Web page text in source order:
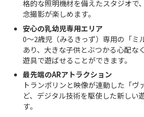
格的な照明機材を備えたスタジオで
念撮影が楽しめます。
安心の乳幼児専用エリア
0～2歳児（みるきっず）専用の「ミ
あり、大きな子供とぶつかる心配な
遊具で遊ばせることができます。
最先端のARアトラクション
トランポリンと映像が連動した「ヴ
ど、デジタル技術を駆使した新しい
す。